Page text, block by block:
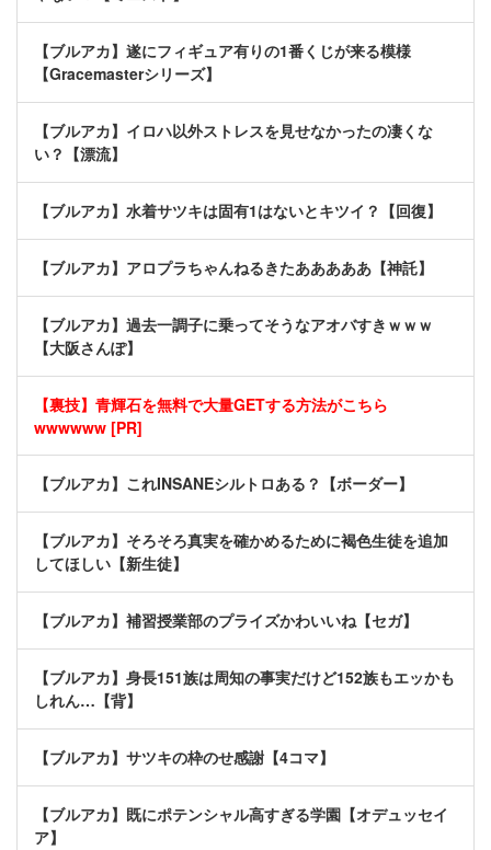
【ブルアカ】遂にフィギュア有りの1番くじが来る模様
【Gracemasterシリーズ】
【ブルアカ】イロハ以外ストレスを見せなかったの凄くな
い？【漂流】
【ブルアカ】水着サツキは固有1はないとキツイ？【回復】
【ブルアカ】アロプラちゃんねるきたあああああ【神託】
【ブルアカ】過去一調子に乗ってそうなアオバすきｗｗｗ
【大阪さんぽ】
【裏技】青輝石を無料で大量GETする方法がこちら
wwwwww [PR]
【ブルアカ】これINSANEシルトロある？【ボーダー】
【ブルアカ】そろそろ真実を確かめるために褐色生徒を追加
してほしい【新生徒】
【ブルアカ】補習授業部のプライズかわいいね【セガ】
【ブルアカ】身長151族は周知の事実だけど152族もエッかも
しれん…【背】
【ブルアカ】サツキの枠のせ感謝【4コマ】
【ブルアカ】既にポテンシャル高すぎる学園【オデュッセイ
ア】